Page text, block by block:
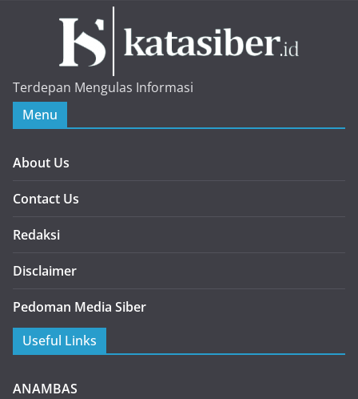
Terdepan Mengulas Informasi
Menu
About Us
Contact Us
Redaksi
Disclaimer
Pedoman Media Siber
Useful Links
ANAMBAS